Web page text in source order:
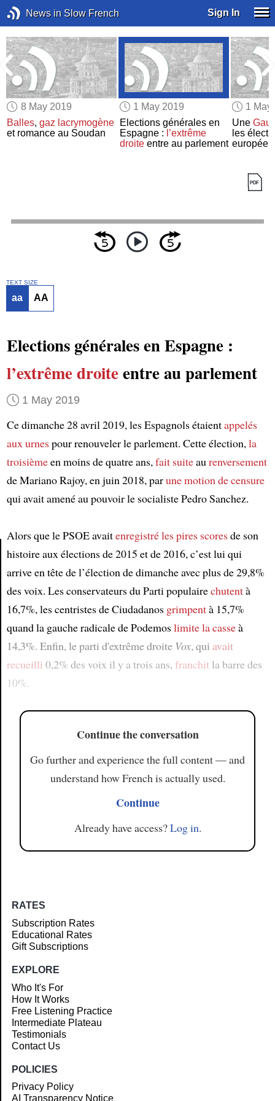
News in Slow French Sign In
8 May 2019
Balles,gaz lacrymogène
et romance au Soudan
1 May 2019
Elections générales en
Espagne : l’extrême
droiteentre au parlement
1 May
Une
les
Article
TEXT SIZE
aa AA
Elections générales en Espagne :
l’extrême droiteentre au parlement
1 May 2019
Ce dimanche 28 avril 2019, les Espagnols étaientappelés
aux urnespour renouveler le parlement. Cette élection,la
troisièmeen moins de quatre ans,fait suiteaurenversement
de Mariano Rajoy, en juin 2018, parune motion de censure
qui avait amené au pouvoir le socialiste Pedro Sanchez.
Alors que le PSOE avaitenregistréles pires scoresde son
histoire aux élections de 2015 et de 2016, c’est lui qui
arrive en tête de l’élection de dimanche avec plus de 29,8%
des voix. Les conservateurs du Parti populairechutentà
16,7%, les centristes de Ciudadanos grimpentà 15,7%
quand la gauche radicale de Podemoslimite la casseà
14,3%. Enfin, le parti d'extrême droite Vox, qui avait
recueilli 0,2% des voix il y a trois ans,franchitla barre des
10%.
Continue the conversation
Go further and experience the full content — and
understand how French is actually used.
Continue
Already have access?Log in.
RATES
Subscription Rates
Educational Rates
Gift Subscriptions
EXPLORE
Who It's For
How It Works
Free Listening Practice
Intermediate Plateau
Testimonials
Contact Us
POLICIES
Privacy Policy
AI Transparency Notice